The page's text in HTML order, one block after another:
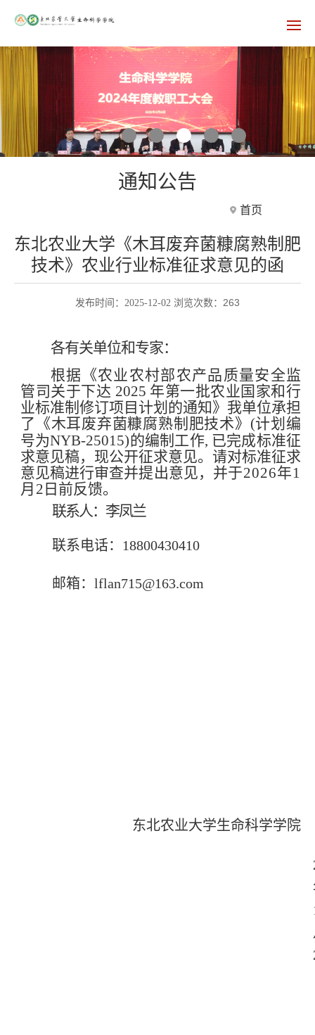
通知公告
首页
东北农业大学《木耳废弃菌糠腐熟制肥
技术》农业行业标准征求意见的函
发布时间：2025-12-02 浏览次数： 263
各有关单位和专家：
根据《农业农村部农产品质量安全监
管司 关于下达 2025 年第一批农业国家和行
业标准制修订项目计划的通知》我单位承担
了《木耳废弃菌糠腐熟制肥技术》(计划编
号为NYB-25015)的编制工作, 已完成标准征
求意见稿， 现公开征求意见。 请对标准征求
意见稿进行审查并提出意见， 并于2026年1
月 2 日前反馈。
联系人： 李凤兰
联系电话： 18800430410
邮箱： lflan715@163.com
东北农业大学生命科学学院